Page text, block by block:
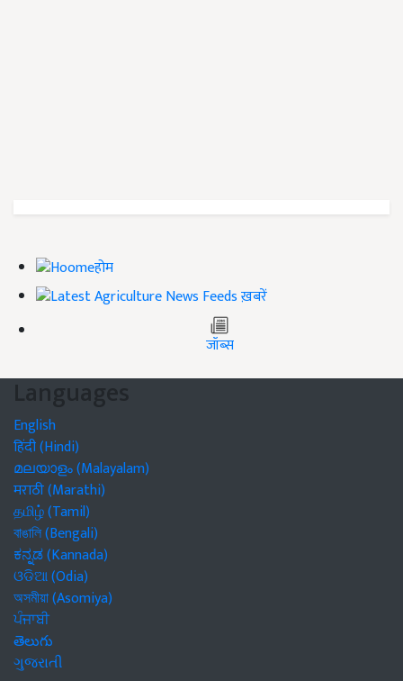
होम
ख़बरें
जॉब्स
Languages
English
हिंदी (Hindi)
മലയാളം (Malayalam)
मराठी (Marathi)
தமிழ் (Tamil)
বাঙালি (Bengali)
ಕನ್ನಡ (Kannada)
ଓଡିଆ (Odia)
অসমীয়া (Asomiya)
ਪੰਜਾਬੀ
తెలుగు
ગુજરાતી